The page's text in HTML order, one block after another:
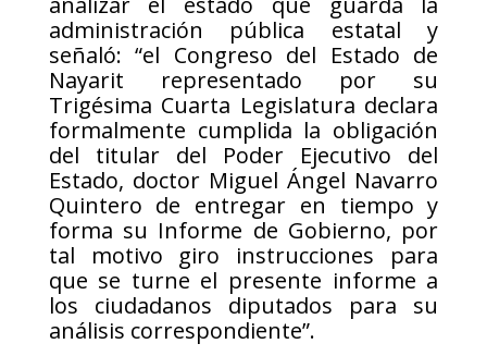
administración pública estatal y
señaló: “el Congreso del Estado de
Nayarit representado por su
Trigésima Cuarta Legislatura declara
formalmente cumplida la obligación
del titular del Poder Ejecutivo del
Estado, doctor Miguel Ángel Navarro
Quintero de entregar en tiempo y
forma su Informe de Gobierno, por
tal motivo giro instrucciones para
que se turne el presente informe a
los ciudadanos diputados para su
análisis correspondiente”.